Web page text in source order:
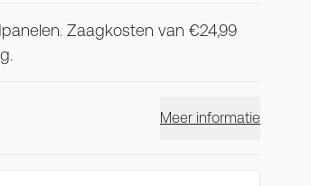
Zaagkosten van €24,99
Meer informatie